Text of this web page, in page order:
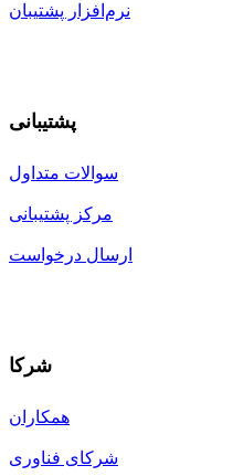
نرم‌افزار پشتیبان
پشتیبانی
سوالات متداول
مرکز پشتیبانی
ارسال درخواست
شرکا
همکاران
شرکای فناوری